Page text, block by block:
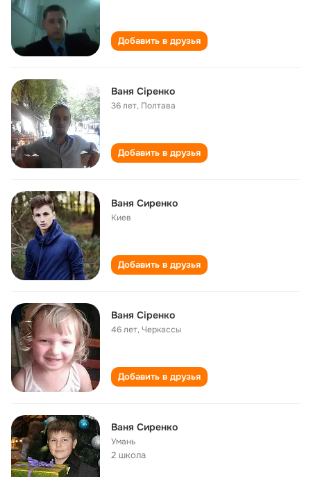
Добавить в друзья
Ваня Сіренко
36 лет, Полтава
Добавить в друзья
Ваня Сиренко
Киев
Добавить в друзья
Ваня Сіренко
46 лет,Черкассы
Добавить в друзья
Ваня Сиренко
Умань
2 школа